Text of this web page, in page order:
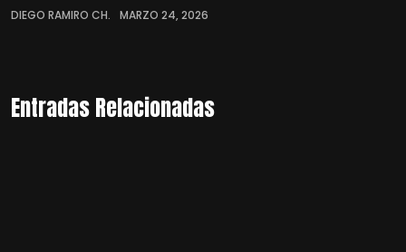
DIEGO RAMIRO CH. MARZO 24, 2026
Entradas Relacionadas